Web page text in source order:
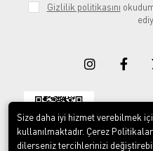
Gizlilik politikasını
App
Size daha iyi hizmet verebilmek
kullanılmaktadır. Çerez
dilerseniz tercihlerinizi